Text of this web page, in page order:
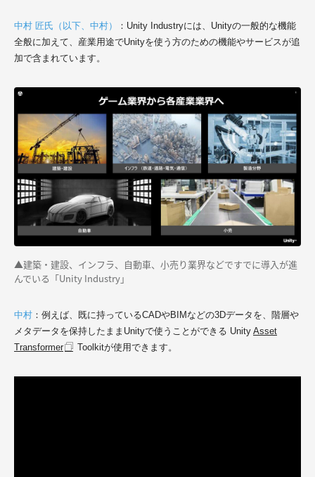
中村 匠氏（以下、中村） ： Unity Industryには、Unityの一般的な機能
全般に加えて、産業用途でUnityを使う方のための機能やサービスが追
加で含まれています。
▲建築・建設、インフラ、自動車、小売り業界などですでに導入が進
んでいる「Unity Industry」
中村 ： 例えば、既に持っているCADやBIMなどの3Dデータを、階層や
メタデータを保持したままUnityで使うことができる Unity Asset
Transformer
Toolkitが使用できます。